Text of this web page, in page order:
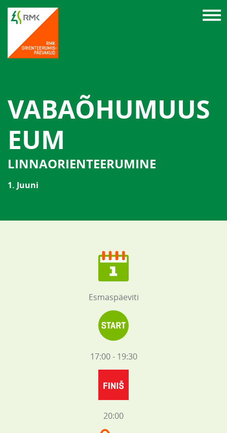
VABAÕHUMUUS
EUM
LINNAORIENTEERUMINE
1. Juuni
Esmaspäeviti
17:00 - 19:30
20:00